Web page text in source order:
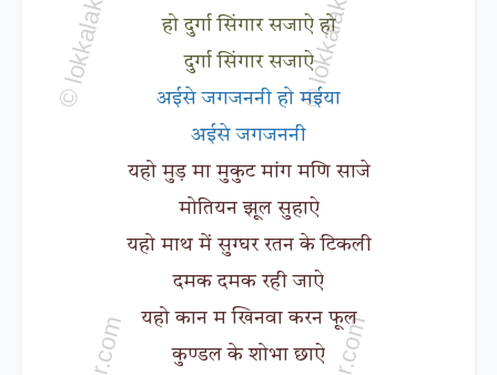
हो दुर्गा सिंगार सजाऐ हो
दुर्गा सिंगार सजाऐ
अईसे जगजननी हो मईया
अईसे जगजननी
यहो मुड़ मा मुकुट मांग मणि साजे
मोतियन झूल सुहाऐ
यहो माथ में सुग्घर रतन के टिकली
दमक दमक रही जाऐ
यहो कान म खिनवा करन फूल
कुण्डल के शोभा छाऐ